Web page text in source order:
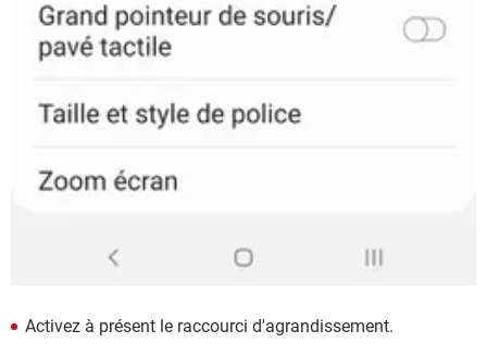
Activez à présent le raccourci d'agrandissement.